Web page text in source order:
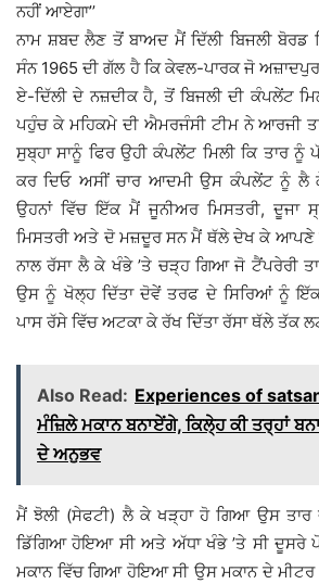
ਨਹੀਂ ਆਏਗਾ’’
ਨਾਮ ਸ਼ਬਦ ਲੈਣ ਤੋਂ ਬਾਅਦ ਮੈਂ ਦਿੱਲੀ ਬਿਜਲੀ ਬੋਰਡ
ਸੰਨ 1965 ਦੀ ਗੱਲ ਹੈ ਕਿ ਕੇਵਲ-ਪਾਰਕ ਜੋ
ਏ-ਦਿੱਲੀ ਦੇ ਨਜ਼ਦੀਕ ਹੈ, ਤੋਂ ਬਿਜਲੀ ਦੀ ਕੰਪਲੇਂਟ
ਪਹੁੰਚ ਕੇ ਮਹਿਕਮੇ ਦੀ ਐਮਰਜੰਸੀ ਟੀਮ ਨੇ ਆਰਜੀ
ਸੁਬ੍ਹਾ ਸਾਨੂੰ ਫਿਰ ਉਹੀ ਕੰਪਲੇਂਟ ਮਿਲੀ ਕਿ ਤਾਰ
ਕਰ ਦਿਓ ਅਸੀਂ ਚਾਰ ਆਦਮੀ ਉਸ ਕੰਪਲੇਂਟ ਨੂੰ ਲੈ
ਉਹਨਾਂ ਵਿੱਚ ਇੱਕ ਮੈਂ ਜੂਨੀਅਰ ਮਿਸਤਰੀ, ਦੂਜਾ
ਮਿਸਤਰੀ ਅਤੇ ਦੋ ਮਜ਼ਦੂਰ ਸਨ ਮੈਂ ਥੱਲੇ ਦੇਖ ਕੇ ਆਪਣੇ
ਨਾਲ ਰੱਸਾ ਲੈ ਕੇ ਖੰਭੇ ’ਤੇ ਚੜ੍ਹ ਗਿਆ ਜੋ ਟੈਂਪਰੇਰੀ
ਉਸ ਨੂੰ ਖੋਲ੍ਹ ਦਿੱਤਾ ਦੋਵੇਂ ਤਰਫ ਦੇ ਸਿਰਿਆਂ ਨੂੰ
ਪਾਸ ਰੱਸੇ ਵਿੱਚ ਅਟਕਾ ਕੇ ਰੱਖ ਦਿੱਤਾ ਰੱਸਾ ਥੱਲੇ
Also Read: Experiences of
ਮੰਜ਼ਿਲੇ ਮਕਾਨ ਬਨਾਏਂਗੇ, ਕਿਲੇ੍ਹ ਕੀ ਤਰ੍ਹਾਂ
ਦੇ ਅਨੁਭਵ
ਮੈਂ ਝੋਲੀ (ਸੇਫਟੀ) ਲੈ ਕੇ ਖੜ੍ਹਾ ਹੋ ਗਿਆ ਉਸ ਤਾਰ
ਡਿੱਗਿਆ ਹੋਇਆ ਸੀ ਅਤੇ ਅੱਧਾ ਖੰਭੇ ’ਤੇ ਸੀ
ਮਕਾਨ ਵਿੱਚ ਗਿਆ ਹੋਇਆ ਸੀ ਉਸ ਮਕਾਨ ਦੇ